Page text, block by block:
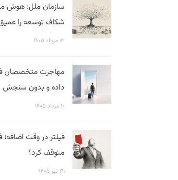
سازمان ملل: هوش
شکاف توسعه را
۱۳ مرداد ۱۴۰۵
مهاجرت متخصصان
داده و بدون سنجش
۱۰ مرداد ۱۴۰۵
متوقف کرد؟
۳۱ تیر ۱۴۰۵